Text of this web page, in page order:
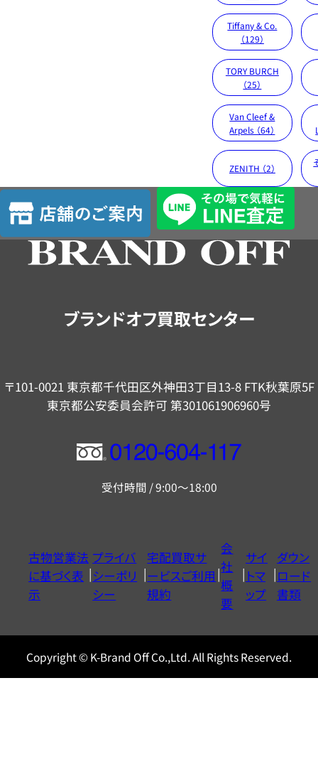
Tiffany & Co.
（129）
TORY BURCH
（25）
Van Cleef &
Arpels （64）
ZENITH （2）
店
舗
の
ブランドオフ買取センター
〒101-0021 東京都千代田区外神田3丁目13-8 FTK秋葉原5F
東京都公安委員会許可 第301061906960号
フ
ー
ヤ
ル
0120604117
受付時間 / 9:00～18:00
古物営業法
に基づく表
示
プライバ
シーポリ
シー
宅配買取サ
ービスご利用
規約
会
社
概
要
サイ
トマ
ップ
ダウン
ロード
書類
Copyright © K-Brand Off Co.,Ltd. All Rights Reserved.